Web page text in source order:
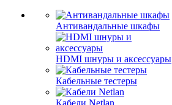
Антивандальные шкафы
HDMI шнуры и аксессуары
Кабельные тестеры
Кабели Netlan